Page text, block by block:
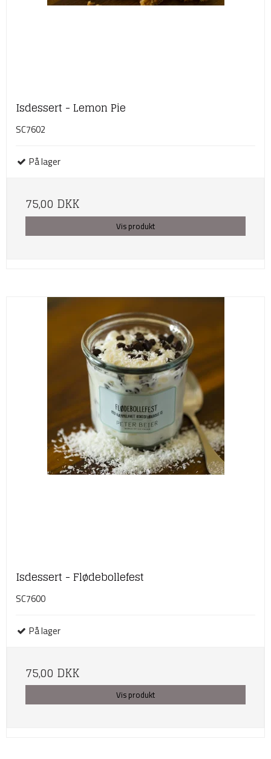
Isdessert - Lemon Pie
SC7602
På lager
75,00 DKK
Vis produkt
Isdessert - Flødebollefest
SC7600
På lager
75,00 DKK
Vis produkt